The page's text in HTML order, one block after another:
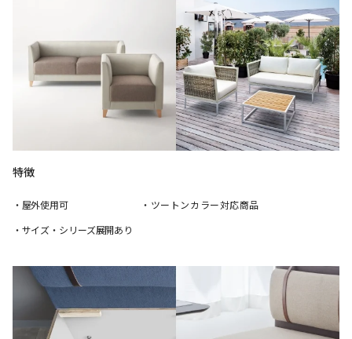
特徴
・屋外使用可
・サイズ・シリーズ展開あり
・ツートンカラー対応商品